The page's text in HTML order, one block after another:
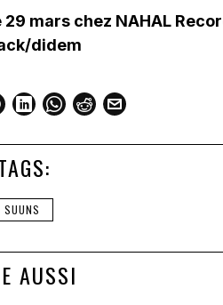
mars chez NAHAL
didem
SUUNS
AUSSI